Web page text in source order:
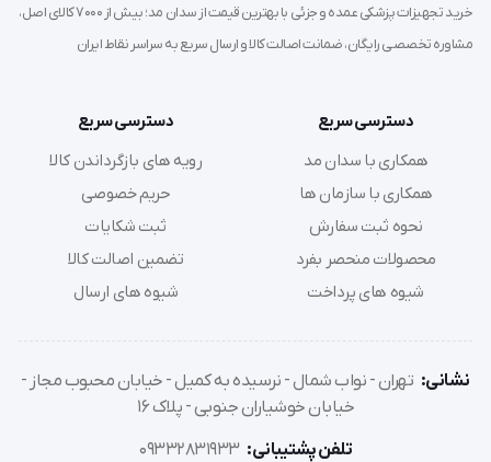
خرید تجهیزات پزشکی عمده و جزئی با بهترین قیمت از سدان مد؛ بیش از 7000 کالای اصل،
مشاوره تخصصی رایگان، ضمانت اصالت کالا و ارسال سریع به سراسر نقاط ایران
دسترسی سریع
همکاری با سدان مد
همکاری با سازمان ها
نحوه ثبت سفارش
محصولات منحصر بفرد
شیوه های پرداخت
دسترسی سریع
رویه های بازگرداندن کالا
حریم خصوصی
ثبت شکایات
تضمین اصالت کالا
شیوه های ارسال
نشانی: تهران - نواب شمال - نرسیده به کمیل - خیابان محبوب مجاز -
خیابان خوشیاران جنوبی - پلاک 16
تلفن پشتیبانی: 09332831933